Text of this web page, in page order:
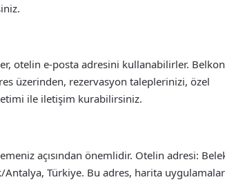
otelin e-posta adresini kullanabilirler. Belkon
üzerinden, rezervasyon taleplerinizi, özel
ile iletişim kurabilirsiniz.
açısından önemlidir. Otelin adresi:
Türkiye. Bu adres, harita